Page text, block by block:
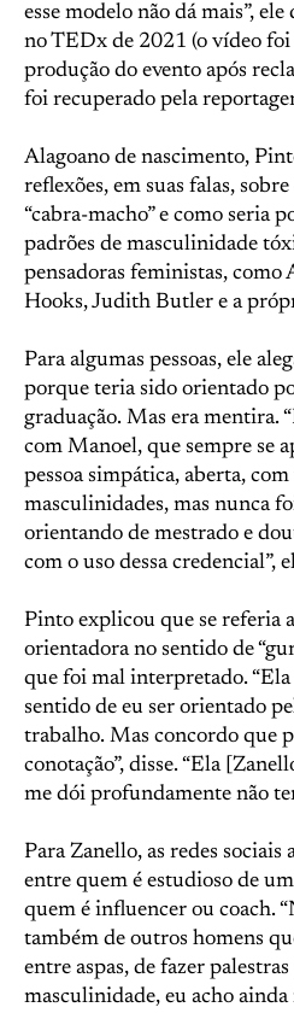
esse modelo não dá mais”,
no TEDx de 2021 (o vídeo
produção do evento após
foi recuperado pela
Alagoano de nascimento,
reflexões, em suas falas,
“cabra-macho” e como seria
padrões de masculinidade
pensadoras feministas, como
Hooks, Judith Butler e a
Para algumas pessoas, ele
porque teria sido orientado
graduação. Mas era mentira.
com Manoel, que sempre se
pessoa simpática, aberta,
masculinidades, mas nunca
orientando de mestrado e
com o uso dessa credencial”,
Pinto explicou que se referia
orientadora no sentido de
que foi mal interpretado.
sentido de eu ser orientado
trabalho. Mas concordo que
conotação”, disse. “Ela
me dói profundamente não
Para Zanello, as redes sociais
entre quem é estudioso de
quem é influencer ou coach.
também de outros homens
entre aspas, de fazer
masculinidade, eu acho